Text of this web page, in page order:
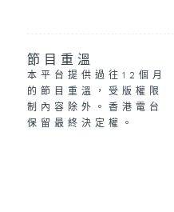
節目重溫
本平台提供過往12個月
的節目重溫，受版權限
制內容除外。香港電台
保留最終決定權。